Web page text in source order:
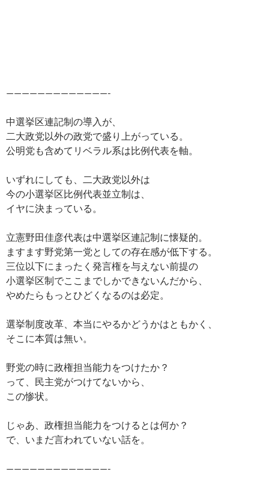
—————————————-
中選挙区連記制の導入が、
二大政党以外の政党で盛り上がっている。
公明党も含めてリベラル系は比例代表を軸。
いずれにしても、二大政党以外は
今の小選挙区比例代表並立制は、
イヤに決まっている。
立憲野田佳彦代表は中選挙区連記制に懐疑的。
ますます野党第一党としての存在感が低下する。
三位以下にまったく発言権を与えない前提の
小選挙区制でここまでしかできないんだから、
やめたらもっとひどくなるのは必定。
選挙制度改革、本当にやるかどうかはともかく、
そこに本質は無い。
野党の時に政権担当能力をつけたか？
って、民主党がつけてないから、
この惨状。
じゃあ、政権担当能力をつけるとは何か？
で、いまだ言われていない話を。
—————————————-